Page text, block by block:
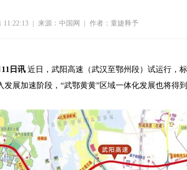
11:22:13 来源： 中国网 作者：童婕释予
日讯 近日，武阳高速（武汉至鄂州段）试运行，
发展加速阶段，“武鄂黄黄”区域一体化发展也将得到